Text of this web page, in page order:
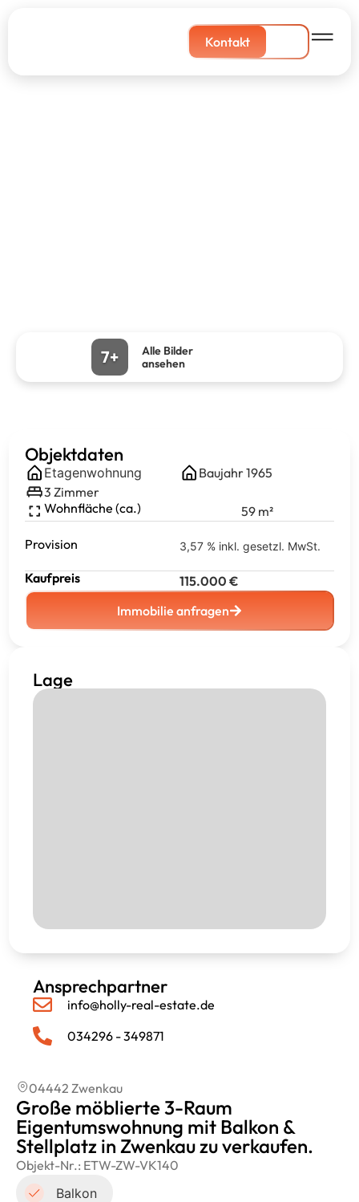
Kontakt
7+
Alle Bilder
ansehen
Objektdaten
Etagenwohnung Baujahr1965
3 Zimmer
Wohnfläche (ca.)
59 m²
Provision 3,57 % inkl. gesetzl. MwSt.
Kaufpreis 115.000 €
Immobilie anfragen
Lage
Ansprechpartner
info@holly-real-estate.de
034296 - 349871
04442 Zwenkau
Große möblierte 3-Raum
Eigentumswohnung mit Balkon &
Stellplatz in Zwenkau zu verkaufen.
Objekt-Nr.: ETW-ZW-VK140
Balkon